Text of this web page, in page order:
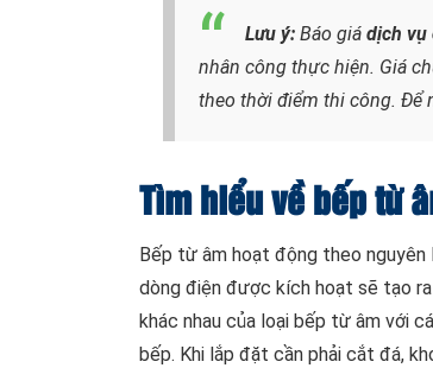
Lưu ý: Báo giá dịch vụ
nhân công thực hiện. Giá
theo thời điểm thi công. Để
Tìm hiểu về bếp từ
Bếp từ âm hoạt động theo
dòng điện được kích hoạt sẽ tạo
khác nhau của loại bếp từ âm với
bếp. Khi lắp đặt cần phải cắt đá,